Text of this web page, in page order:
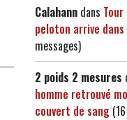
Calahann dans
peloton arrive
messages)
2 poids 2 mesures
homme retrouvé
couvert de sang